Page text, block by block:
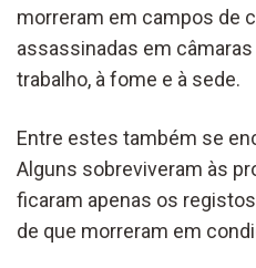
morreram em campos de
assassinadas em
trabalho, à fome e à sede.
Entre estes também se
Alguns sobreviveram às
ficaram apenas os
de que morreram em